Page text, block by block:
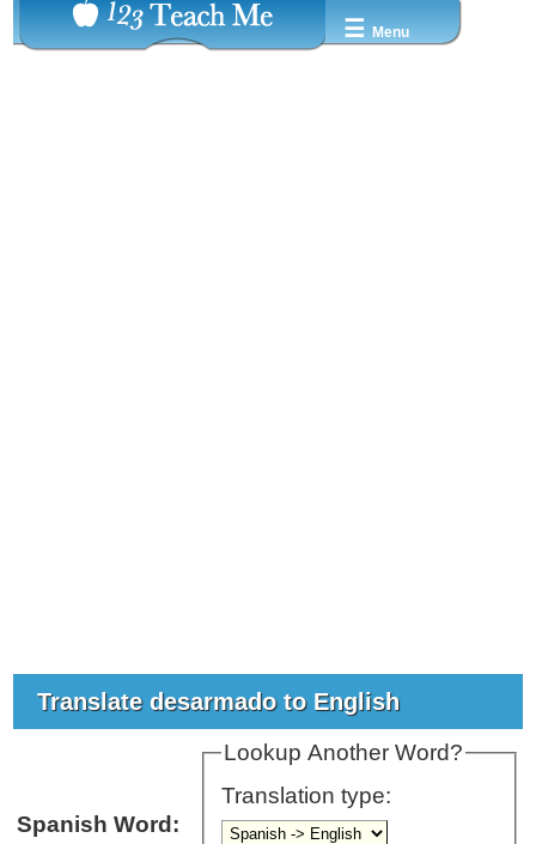
☰ Menu
Translate desarmado to English
Lookup Another Word?
Translation type:
Spanish Word: